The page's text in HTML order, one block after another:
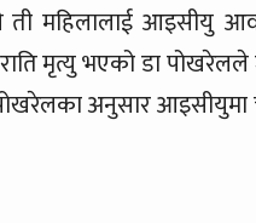
ती महिलालाई आइसीयु
मृत्यु भएको डा पोखरेलले
अनुसार आइसीयुमा